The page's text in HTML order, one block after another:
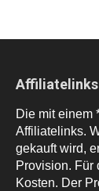
Affiliatelinks
Die mit einem
Affiliatelinks.
gekauft wird,
Provision. Für
Kosten. Der